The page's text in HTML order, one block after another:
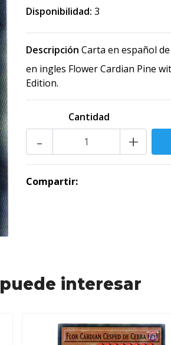
Disponibilidad: 3
Descripción Carta en español
en ingles Flower Cardian Pine
Edition.
Cantidad
+
-
Compartir:
interesar